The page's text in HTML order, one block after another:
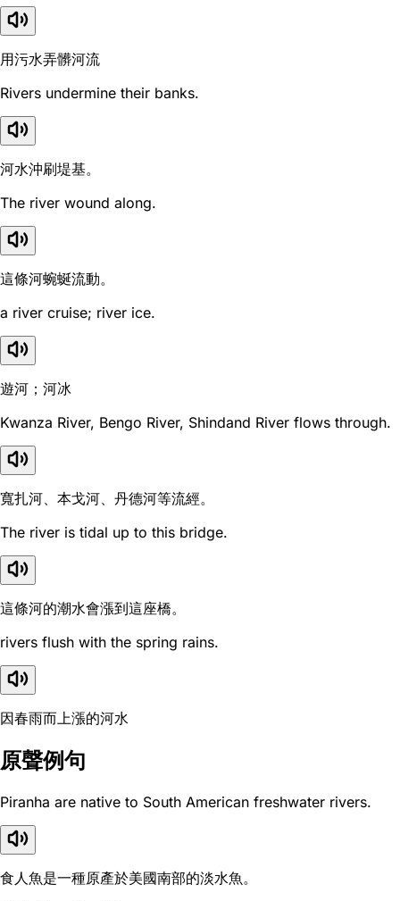
用污水弄髒河流
Rivers undermine their banks.
河水沖刷堤基。
The river wound along.
這條河蜿蜒流動。
a river cruise; river ice.
遊河；河冰
Kwanza River, Bengo River, Shindand River flows through.
寬扎河、本戈河、丹德河等流經。
The river is tidal up to this bridge.
這條河的潮水會漲到這座橋。
rivers flush with the spring rains.
因春雨而上漲的河水
原聲例句
Piranha are native to South American freshwater rivers.
食人魚是一種原產於美國南部的淡水魚。